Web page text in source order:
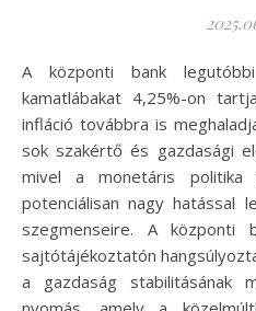
A központi bank legutóbbi döntése értelmében a
kamatlábakat 4,25%-on
infláció továbbra is
sok szakértő és gazdasági
mivel a monetáris politika
potenciálisan nagy hatással
szegmenseire. A központi
sajtótájékoztatón
a gazdaság stabilitásának